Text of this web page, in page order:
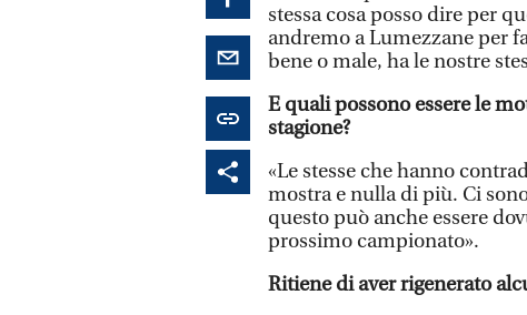
stessa cosa posso dire per
andremo a Lumezzane per
bene o male, ha le nostre
E quali possono essere le
stagione?
«Le stesse che hanno
mostra e nulla di più. Ci
questo può anche essere
prossimo campionato».
Ritiene di aver rigenerato